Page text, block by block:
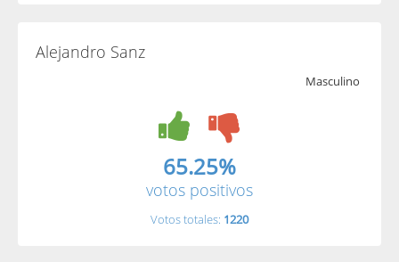
Alejandro Sanz
Masculino
65.25%
votos positivos
Votos totales: 1220